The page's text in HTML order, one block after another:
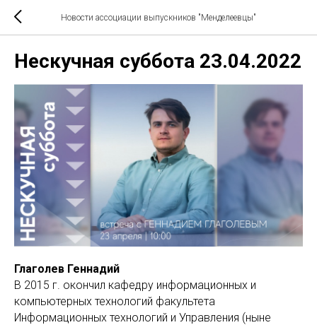
Новости ассоциации выпускников "Менделеевцы"
Нескучная суббота 23.04.2022
Глаголев Геннадий
В 2015 г. окончил кафедру информационных и
компьютерных технологий факультета
Информационных технологий и Управления (ныне